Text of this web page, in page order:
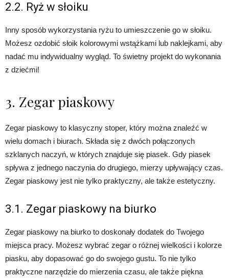
2.2. Ryż w słoiku
Inny sposób wykorzystania ryżu to umieszczenie go w słoiku.
Możesz ozdobić słoik kolorowymi wstążkami lub naklejkami, aby
nadać mu indywidualny wygląd. To świetny projekt do wykonania
z dziećmi!
3. Zegar piaskowy
Zegar piaskowy to klasyczny stoper, który można znaleźć w
wielu domach i biurach. Składa się z dwóch połączonych
szklanych naczyń, w których znajduje się piasek. Gdy piasek
spływa z jednego naczynia do drugiego, mierzy upływający czas.
Zegar piaskowy jest nie tylko praktyczny, ale także estetyczny.
3.1. Zegar piaskowy na biurko
Zegar piaskowy na biurko to doskonały dodatek do Twojego
miejsca pracy. Możesz wybrać zegar o różnej wielkości i kolorze
piasku, aby dopasować go do swojego gustu. To nie tylko
praktyczne narzędzie do mierzenia czasu, ale także piękna